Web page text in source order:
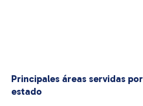
Principales áreas servidas por
estado